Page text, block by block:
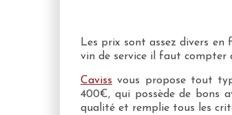
Les prix sont assez divers en
vin de service il faut
Caviss vous propose tout
400€, qui possède de bons
qualité et remplie tous les